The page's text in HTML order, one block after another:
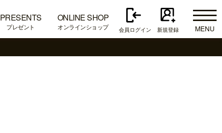
PRESENTS
プレゼント
ONLINE SHOP
オンラインショップ 会員ログイン 新規登録
MENU